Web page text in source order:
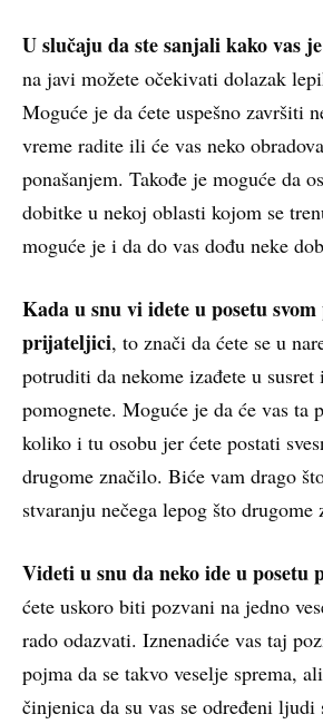
U slučaju da ste sanjali kako vas
na javi možete očekivati dolazak
Moguće je da ćete uspešno završiti
vreme radite ili će vas neko
ponašanjem. Takođe je moguće da
dobitke u nekoj oblasti kojom se
moguće je i da do vas dođu neke
Kada u snu vi idete u posetu
prijateljici, to znači da ćete se u
potruditi da nekome izađete u susret
pomognete. Moguće je da će vas ta
koliko i tu osobu jer ćete postati
drugome značilo. Biće vam drago
stvaranju nečega lepog što drugome
Videti u snu da neko ide u posetu
ćete uskoro biti pozvani na jedno
rado odazvati. Iznenadiće vas taj
pojma da se takvo veselje sprema,
činjenica da su vas se određeni